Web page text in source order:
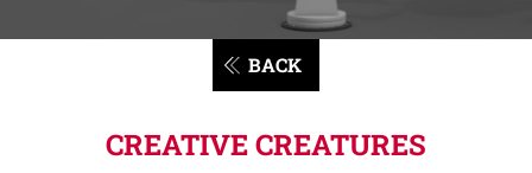
BACK
CREATIVE CREATURES